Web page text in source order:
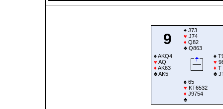
9
♠J73
♥ J74
♦ Q82
♣Q863
♠AKQ4
♥ AQ
♦ AK63
♣AK5
♠
♥
♦ T
♣
♠65
♥ KT6532
♦ J9754
♣